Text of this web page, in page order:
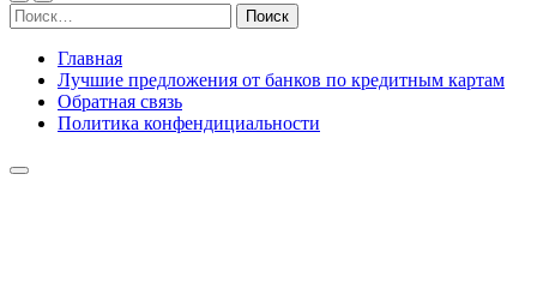
Найти:
Главная
Лучшие предложения от банков по кредитным картам
Обратная связь
Политика конфендициальности